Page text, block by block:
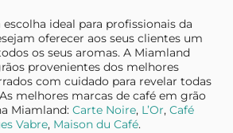
ideal para profissionais da
oferecer aos seus clientes um
os seus aromas. A Miamland
provenientes dos melhores
com cuidado para revelar todas
melhores marcas de café em grão
Miamland: Carte Noire, L’Or, Café
Vabre, Maison du Café.